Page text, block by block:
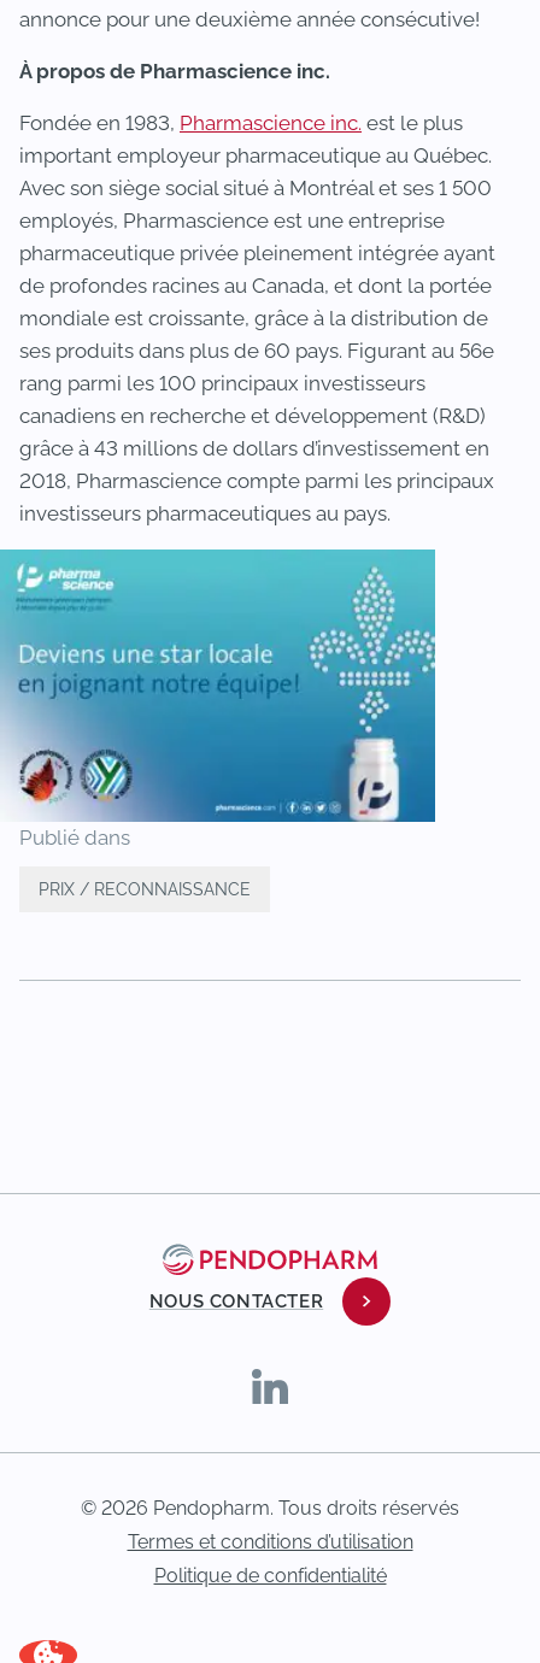
annonce pour une deuxième année consécutive!
À propos de Pharmascience inc.
Fondée en 1983, Pharmascience inc. est le plus
important employeur pharmaceutique au Québec.
Avec son siège social situé à Montréal et ses 1 500
employés, Pharmascience est une entreprise
pharmaceutique privée pleinement intégrée ayant
de profondes racines au Canada, et dont la portée
mondiale est croissante, grâce à la distribution de
ses produits dans plus de 60 pays. Figurant au 56e
rang parmi les 100 principaux investisseurs
canadiens en recherche et développement (R&D)
grâce à 43 millions de dollars d’investissement en
2018, Pharmascience compte parmi les principaux
investisseurs pharmaceutiques au pays.
Publié dans
PRIX / RECONNAISSANCE
NOUS CONTACTER
© 2026 Pendopharm. Tous droits réservés
Termes et conditions d’utilisation
Politique de confidentialité